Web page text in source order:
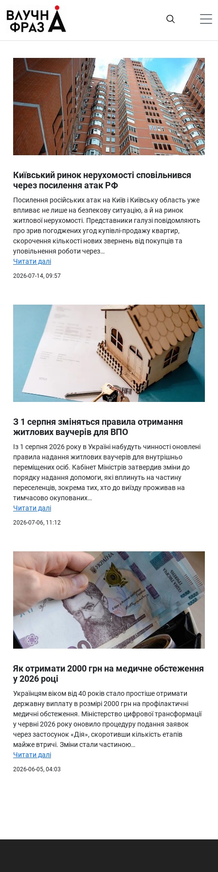
содержимому
Гроші
Життя
Лайфстайл
ТехноНаука
Людина
Ukraine
Про нас
Київський ринок нерухомості сповільнився
через посилення атак РФ
Посилення російських атак на Київ і Київську область уже
впливає не лише на безпекову ситуацію, а й на ринок
житлової нерухомості. Представники галузі повідомляють
про зрив погоджених угод купівлі-продажу квартир,
скорочення кількості нових звернень від покупців та
уповільнення роботи через…
Читати далі
2026-07-14, 09:57
З 1 серпня зміняться правила отримання
житлових ваучерів для ВПО
Із 1 серпня 2026 року в Україні набудуть чинності оновлені
правила надання житлових ваучерів для внутрішньо
переміщених осіб. Кабінет Міністрів затвердив зміни до
порядку надання допомоги, які вплинуть на частину
переселенців, зокрема тих, хто до виїзду проживав на
тимчасово окупованих…
Читати далі
2026-07-06, 11:12
Як отримати 2000 грн на медичне обстеження
у 2026 році
Українцям віком від 40 років стало простіше отримати
державну виплату в розмірі 2000 грн на профілактичні
медичні обстеження. Міністерство цифрової трансформації
у червні 2026 року оновило процедуру подання заявок
через застосунок «Дія», скоротивши кількість етапів
майже втричі. Зміни стали частиною…
Читати далі
2026-06-05, 04:03